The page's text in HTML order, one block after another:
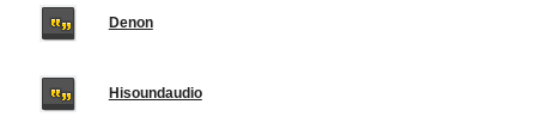
Denon
Hisoundaudio